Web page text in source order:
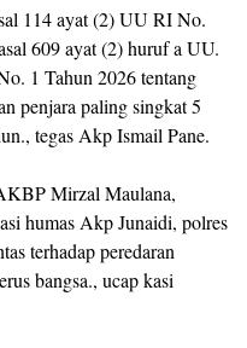
114 ayat (2) UU RI No.
609 ayat (2) huruf a UU.
1 Tahun 2026 tentang
penjara paling singkat 5
tegas Akp Ismail Pane.
Mirzal Maulana,
humas Akp Junaidi, polres
terhadap peredaran
bangsa., ucap kasi